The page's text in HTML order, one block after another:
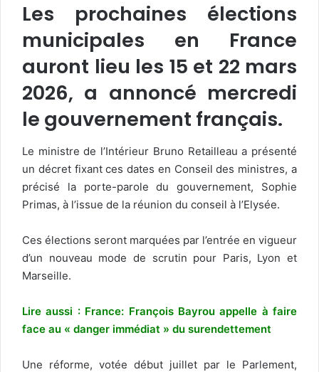
Les prochaines élections
municipales en France
auront lieu les 15 et 22 mars
2026, a annoncé mercredi
le gouvernement français.
Le ministre de l’Intérieur Bruno Retailleau a présenté
un décret fixant ces dates en Conseil des ministres, a
précisé la porte-parole du gouvernement, Sophie
Primas, à l’issue de la réunion du conseil à l’Elysée.
Ces élections seront marquées par l’entrée en vigueur
d’un nouveau mode de scrutin pour Paris, Lyon et
Marseille.
Lire aussi : France: François Bayrou appelle à faire
face au « danger immédiat » du surendettement
Une réforme, votée début juillet par le Parlement,